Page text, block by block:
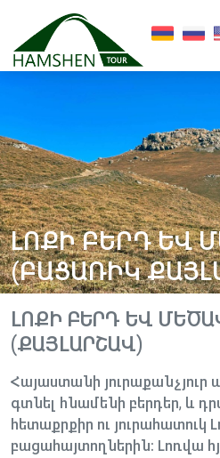
ԼՈՔԻ ԲԵՐԴ ԵՎ
(ԲԱՑԱՌԻԿ
ԼՈՔԻ ԲԵՐԴ ԵՎ
(ՔԱՅԼԱՐՇԱՎ)
Հայաստանի յուրաքանչյուր
գտնել հնամենի բերդեր, և
հետաքրքիր ու յուրահատուկ
բացահայտողներին։ Լոռվա